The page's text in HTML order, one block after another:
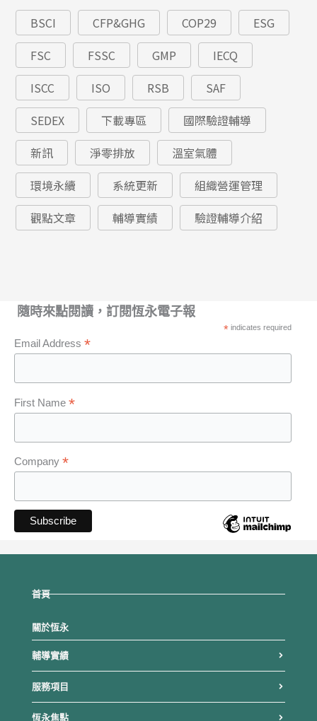
BSCI CFP&GHG COP29
ESG
FSC
FSSC GMP
IECQ
ISCC
ISO RSB
SAF
SEDEX
下載專區
國際驗證輔導
新訊
淨零排放
溫室氣體
環境永續
系統更新
組織營運管理
觀點文章
輔導實績 驗證輔導介紹
隨時來點閱讀，訂閱恆永電子報
*indicates required
Email Address *
First Name *
Company *
首頁
關於恆永
輔導實績
服務項目
恆永焦點